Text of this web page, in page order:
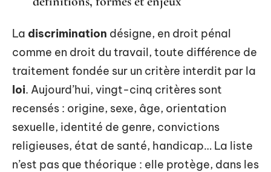
La discrimination désigne, en droit pénal
comme en droit du travail, toute différence de
traitement fondée sur un critère interdit par la
loi. Aujourd’hui, vingt-cinq critères sont
recensés : origine, sexe, âge, orientation
sexuelle, identité de genre, convictions
religieuses, état de santé, handicap… La liste
n’est pas que théorique : elle protège, dans les